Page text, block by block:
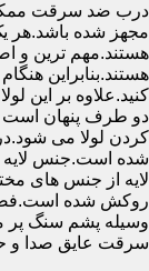
درب ضد سرقت
مجهز شده باشد.هر
هستند.مهم ترین و
هستند.بنابراین
کنید.علاوه بر این
دو طرف پنهان است
کردن لولا می
شده است.جنس لایه
لایه از جنس های
روکش شده
وسیله پشم سنگ
سرقت عایق صدا و